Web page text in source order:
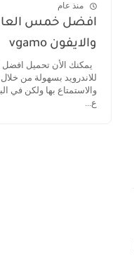
منذ عام
افضل خمس العاب
والايفون vgamo
يمكنك الأن تحميل
والاستمتاع بها ولكن في
ع...